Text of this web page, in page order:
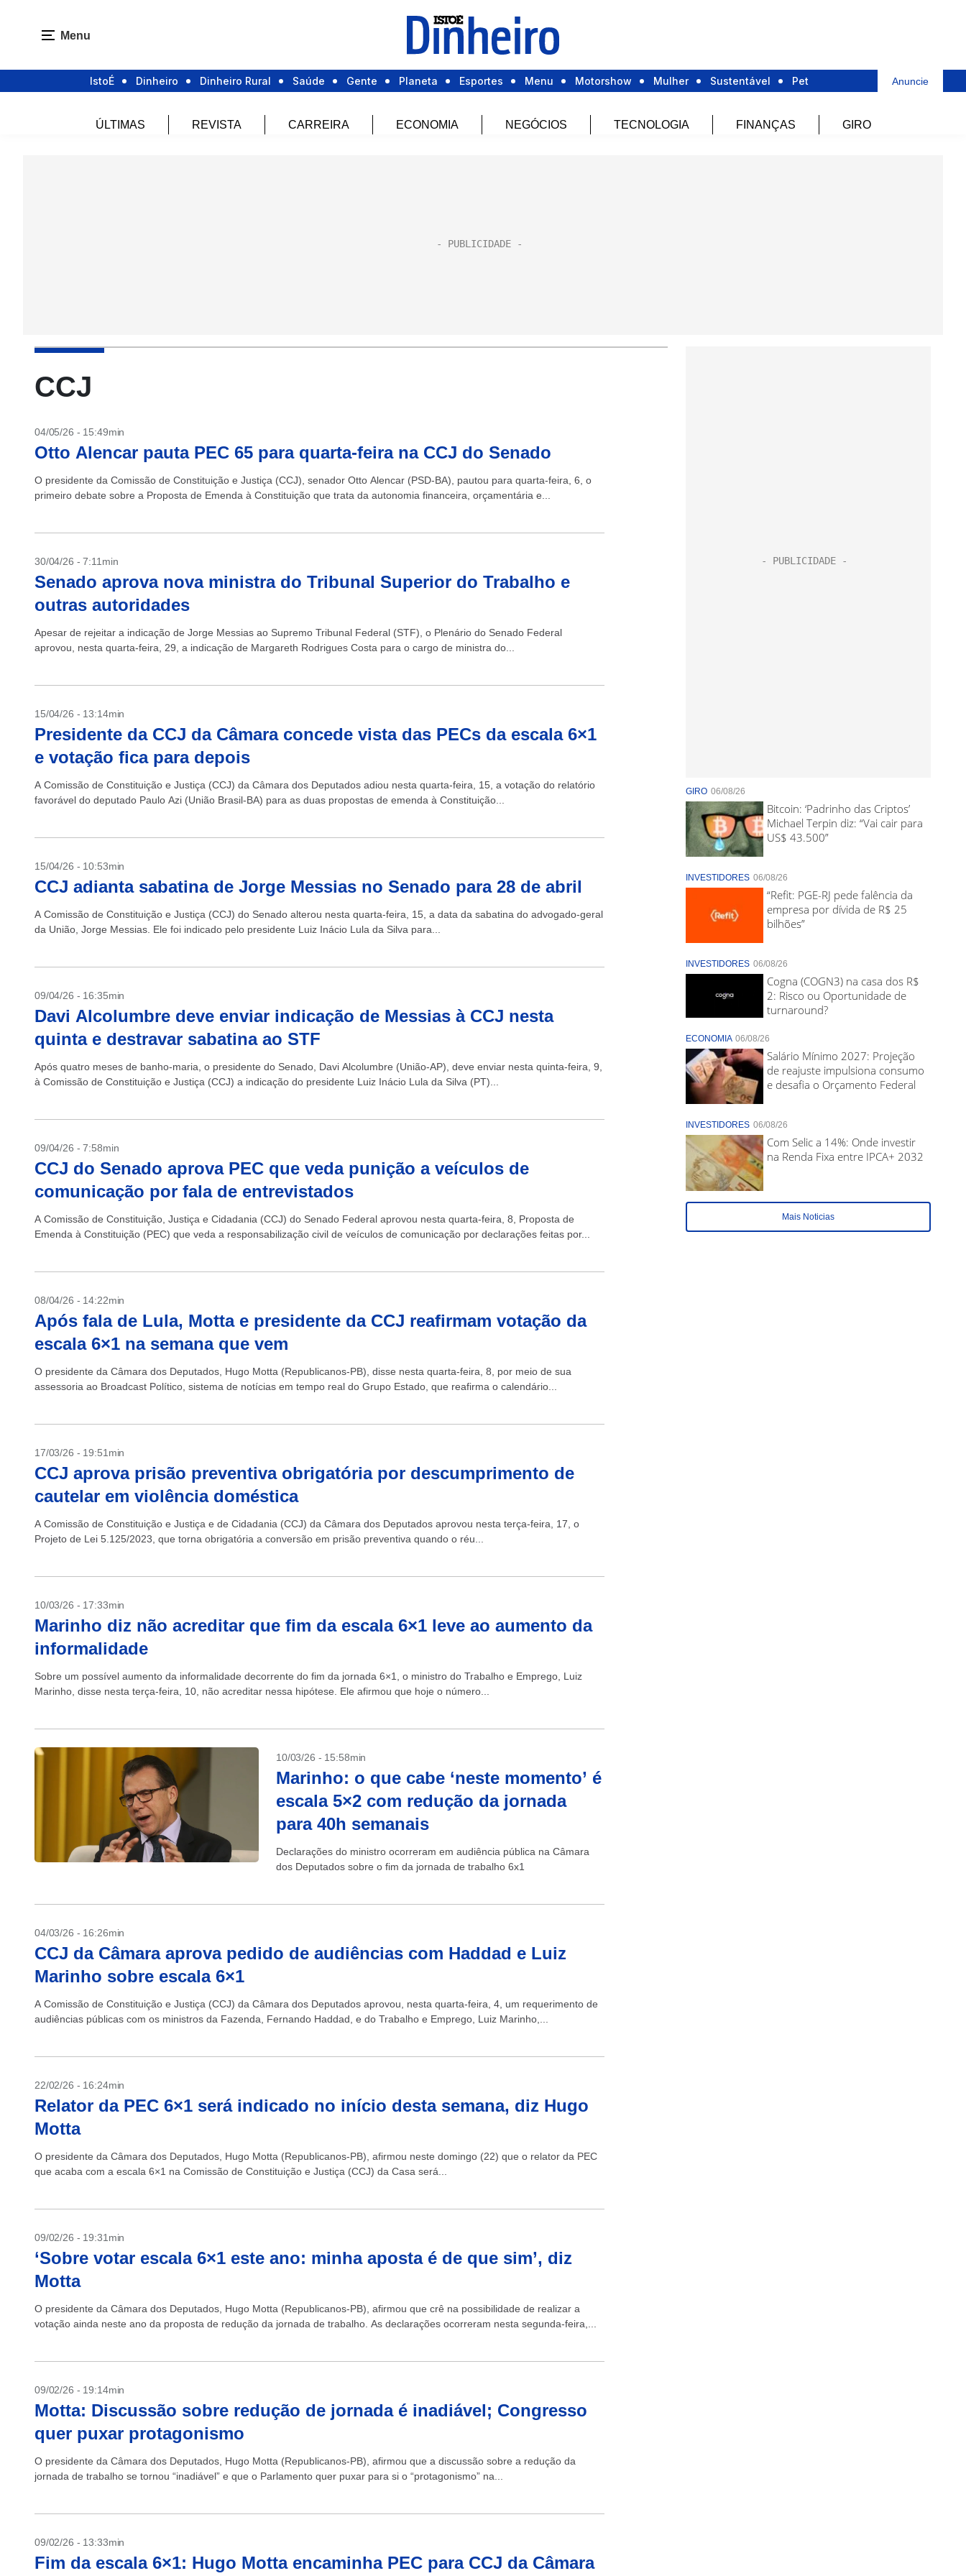
Menu
IstoÉ Dinheiro Dinheiro Rural Saúde Gente Planeta Esportes Menu Motorshow Mulher Sustentável Pet Anuncie
ÚLTIMAS REVISTA CARREIRA ECONOMIA NEGÓCIOS TECNOLOGIA FINANÇAS GIRO
CCJ
04/05/26 - 15:49min
Otto Alencar pauta PEC 65 para quarta-feira na CCJ do Senado
O presidente da Comissão de Constituição e Justiça (CCJ), senador Otto Alencar (PSD-BA), pautou para quarta-feira, 6, o
primeiro debate sobre a Proposta de Emenda à Constituição que trata da autonomia financeira, orçamentária e...
30/04/26 - 7:11min
Senado aprova nova ministra do Tribunal Superior do Trabalho e
outras autoridades
Apesar de rejeitar a indicação de Jorge Messias ao Supremo Tribunal Federal (STF), o Plenário do Senado Federal
aprovou, nesta quarta-feira, 29, a indicação de Margareth Rodrigues Costa para o cargo de ministra do...
15/04/26 - 13:14min
Presidente da CCJ da Câmara concede vista das PECs da escala 6×1
e votação fica para depois
A Comissão de Constituição e Justiça (CCJ) da Câmara dos Deputados adiou nesta quarta-feira, 15, a votação do relatório
favorável do deputado Paulo Azi (União Brasil-BA) para as duas propostas de emenda à Constituição...
15/04/26 - 10:53min
CCJ adianta sabatina de Jorge Messias no Senado para 28 de abril
A Comissão de Constituição e Justiça (CCJ) do Senado alterou nesta quarta-feira, 15, a data da sabatina do advogado-geral
da União, Jorge Messias. Ele foi indicado pelo presidente Luiz Inácio Lula da Silva para...
09/04/26 - 16:35min
Davi Alcolumbre deve enviar indicação de Messias à CCJ nesta
quinta e destravar sabatina ao STF
Após quatro meses de banho-maria, o presidente do Senado, Davi Alcolumbre (União-AP), deve enviar nesta quinta-feira, 9,
à Comissão de Constituição e Justiça (CCJ) a indicação do presidente Luiz Inácio Lula da Silva (PT)...
09/04/26 - 7:58min
CCJ do Senado aprova PEC que veda punição a veículos de
comunicação por fala de entrevistados
A Comissão de Constituição, Justiça e Cidadania (CCJ) do Senado Federal aprovou nesta quarta-feira, 8, Proposta de
Emenda à Constituição (PEC) que veda a responsabilização civil de veículos de comunicação por declarações feitas por...
08/04/26 - 14:22min
Após fala de Lula, Motta e presidente da CCJ reafirmam votação da
escala 6×1 na semana que vem
O presidente da Câmara dos Deputados, Hugo Motta (Republicanos-PB), disse nesta quarta-feira, 8, por meio de sua
assessoria ao Broadcast Político, sistema de notícias em tempo real do Grupo Estado, que reafirma o calendário...
17/03/26 - 19:51min
CCJ aprova prisão preventiva obrigatória por descumprimento de
cautelar em violência doméstica
A Comissão de Constituição e Justiça e de Cidadania (CCJ) da Câmara dos Deputados aprovou nesta terça-feira, 17, o
Projeto de Lei 5.125/2023, que torna obrigatória a conversão em prisão preventiva quando o réu...
10/03/26 - 17:33min
Marinho diz não acreditar que fim da escala 6×1 leve ao aumento da
informalidade
Sobre um possível aumento da informalidade decorrente do fim da jornada 6×1, o ministro do Trabalho e Emprego, Luiz
Marinho, disse nesta terça-feira, 10, não acreditar nessa hipótese. Ele afirmou que hoje o número...
10/03/26 - 15:58min
Marinho: o que cabe ‘neste momento’ é
escala 5×2 com redução da jornada
para 40h semanais
Declarações do ministro ocorreram em audiência pública na Câmara
dos Deputados sobre o fim da jornada de trabalho 6x1
04/03/26 - 16:26min
CCJ da Câmara aprova pedido de audiências com Haddad e Luiz
Marinho sobre escala 6×1
A Comissão de Constituição e Justiça (CCJ) da Câmara dos Deputados aprovou, nesta quarta-feira, 4, um requerimento de
audiências públicas com os ministros da Fazenda, Fernando Haddad, e do Trabalho e Emprego, Luiz Marinho,...
22/02/26 - 16:24min
Relator da PEC 6×1 será indicado no início desta semana, diz Hugo
Motta
O presidente da Câmara dos Deputados, Hugo Motta (Republicanos-PB), afirmou neste domingo (22) que o relator da PEC
que acaba com a escala 6×1 na Comissão de Constituição e Justiça (CCJ) da Casa será...
09/02/26 - 19:31min
‘Sobre votar escala 6×1 este ano: minha aposta é de que sim’, diz
Motta
O presidente da Câmara dos Deputados, Hugo Motta (Republicanos-PB), afirmou que crê na possibilidade de realizar a
votação ainda neste ano da proposta de redução da jornada de trabalho. As declarações ocorreram nesta segunda-feira,...
09/02/26 - 19:14min
Motta: Discussão sobre redução de jornada é inadiável; Congresso
quer puxar protagonismo
O presidente da Câmara dos Deputados, Hugo Motta (Republicanos-PB), afirmou que a discussão sobre a redução da
jornada de trabalho se tornou “inadiável” e que o Parlamento quer puxar para si o “protagonismo” na...
09/02/26 - 13:33min
Fim da escala 6×1: Hugo Motta encaminha PEC para CCJ da Câmara
GIRO 06/08/26
Bitcoin: ‘Padrinho das Criptos’
Michael Terpin diz: “Vai cair para
US$ 43.500”
INVESTIDORES 06/08/26
“Refit: PGE-RJ pede falência da
empresa por dívida de R$ 25
bilhões”
INVESTIDORES 06/08/26
Cogna (COGN3) na casa dos R$
2: Risco ou Oportunidade de
turnaround?
ECONOMIA 06/08/26
Salário Mínimo 2027: Projeção
de reajuste impulsiona consumo
e desafia o Orçamento Federal
INVESTIDORES 06/08/26
Com Selic a 14%: Onde investir
na Renda Fixa entre IPCA+ 2032
Mais Noticias